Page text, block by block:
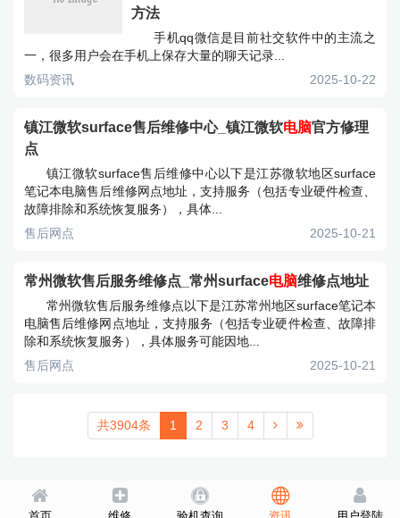
方法
手机qq微信是目前社交软件中的主流之
一，很多用户会在手机上保存大量的聊天记录...
数码资讯
2025-10-22
镇江微软surface售后维修中心_镇江微软电脑官方修理
点
镇江微软surface售后维修中心以下是江苏微软地区surface
笔记本电脑售后维修网点地址，支持服务（包括专业硬件检查、
故障排除和系统恢复服务），具体...
售后网点
2025-10-21
常州微软售后服务维修点_常州surface电脑维修点地址
常州微软售后服务维修点以下是江苏常州地区surface笔记本
电脑售后维修网点地址，支持服务（包括专业硬件检查、故障排
除和系统恢复服务），具体服务可能因地...
售后网点
2025-10-21
共3904条 1 2 3 4